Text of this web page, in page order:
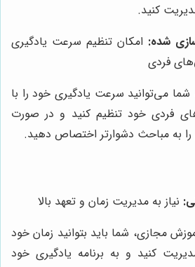
کنید.
شده: امکان تنظیم سرعت یادگیری
فردی
می‌توانید سرعت یادگیری خود را با
فردی خود تنظیم کنید و در صورت
را به مباحث دشوارتر اختصاص دهید.
نیاز به مدیریت زمان و تعهد بالا
مجازی، شما باید بتوانید زمان خود
کنید و به برنامه یادگیری خود